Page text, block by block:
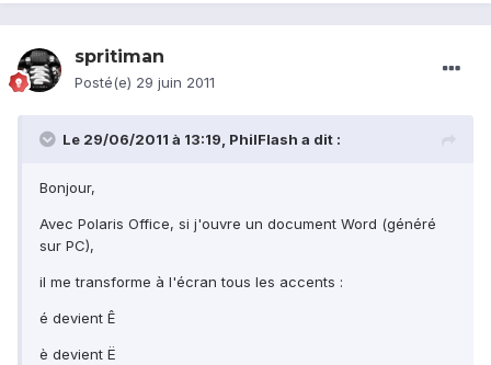
spritiman
Posté(e) 29 juin 2011
Le 29/06/2011 à 13:19, PhilFlash a dit :
Bonjour,
Avec Polaris Office, si j'ouvre un document Word (généré
sur PC),
il me transforme à l'écran tous les accents :
é devient Ê
è devient Ë